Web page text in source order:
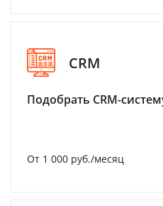
CRM
Подобрать CRM-
От 1 000 руб./месяц